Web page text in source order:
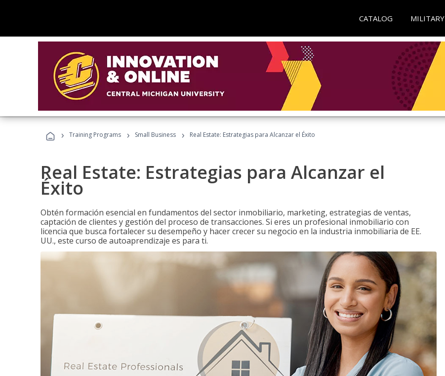
CATALOG MILITARY
› Training Programs › Small Business › Real Estate: Estrategias para Alcanzar el Éxito
Real Estate: Estrategias para Alcanzar el
Éxito
Obtén formación esencial en fundamentos del sector inmobiliario, marketing, estrategias de ventas,
captación de clientes y gestión del proceso de transacciones. Si eres un profesional inmobiliario con
licencia que busca fortalecer su desempeño y hacer crecer su negocio en la industria inmobiliaria de EE.
UU., este curso de autoaprendizaje es para ti.